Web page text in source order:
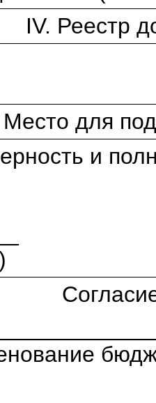
IV. Реестр
Место для
и